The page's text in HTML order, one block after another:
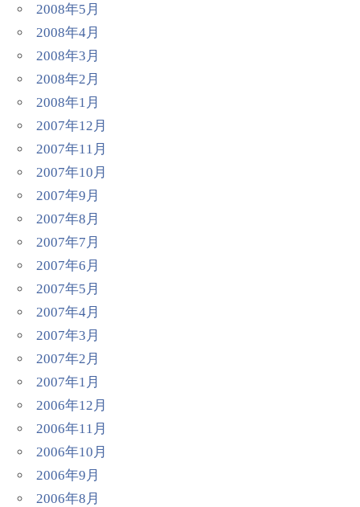
2008年5月
2008年4月
2008年3月
2008年2月
2008年1月
2007年12月
2007年11月
2007年10月
2007年9月
2007年8月
2007年7月
2007年6月
2007年5月
2007年4月
2007年3月
2007年2月
2007年1月
2006年12月
2006年11月
2006年10月
2006年9月
2006年8月